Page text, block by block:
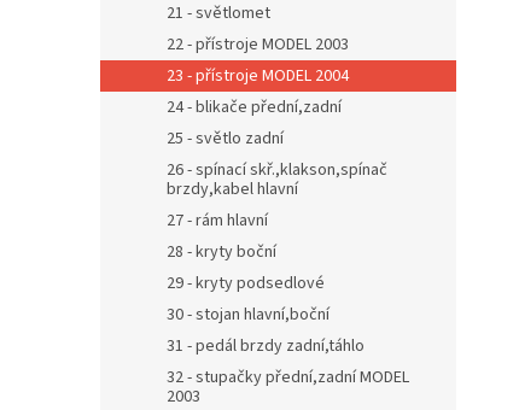
21 - světlomet
22 - přístroje MODEL 2003
23 - přístroje MODEL 2004
24 - blikače přední,zadní
25 - světlo zadní
26 - spínací skř.,klakson,spínač
brzdy,kabel hlavní
27 - rám hlavní
28 - kryty boční
29 - kryty podsedlové
30 - stojan hlavní,boční
31 - pedál brzdy zadní,táhlo
32 - stupačky přední,zadní MODEL
2003